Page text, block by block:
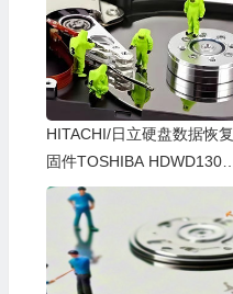
HITACHI/日立硬盘数据恢复
固件TOSHIBA HDWD130-M
X6OACF0-30TTEPYAS